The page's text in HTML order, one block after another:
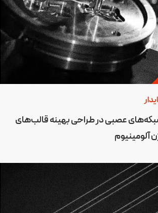
عصبی در طراحی بهینه قالب‌های
آلومینیوم